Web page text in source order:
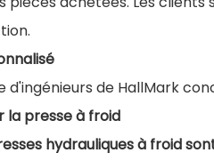
d'ingénieurs de HallMark
la presse à froid
hydrauliques à froid